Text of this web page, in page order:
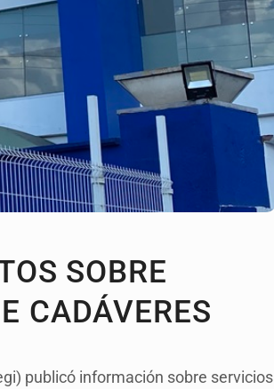
Interpol
SOBRE
CADÁVERES
publicó información sobre servicios